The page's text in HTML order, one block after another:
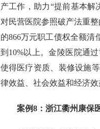
产工作，助力“提前基本
对民营医院参照破产法重
的866万元职工债权全额清
到10%以上。金陵医院通
使得医疗资质、装修设施
律效益、社会效益和经济
案例8：浙江衢州康保